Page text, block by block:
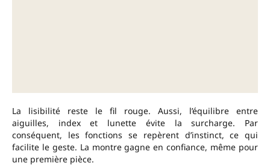
La lisibilité reste le fil rouge. Aussi, l’équilibre entre
aiguilles, index et lunette évite la surcharge. Par
conséquent, les fonctions se repèrent d’instinct, ce qui
facilite le geste. La montre gagne en confiance, même pour
une première pièce.